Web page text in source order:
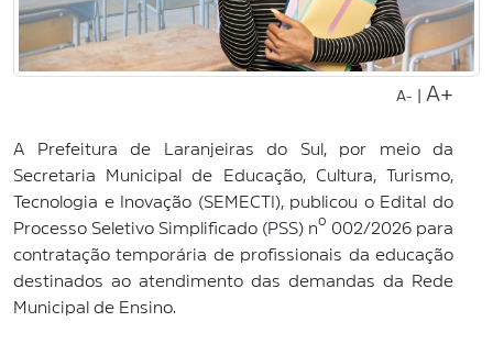
A- A+
A Prefeitura de Laranjeiras do Sul, por meio da
Secretaria Municipal de Educação, Cultura, Turismo,
Tecnologia e Inovação (SEMECTI), publicou o Edital do
Processo Seletivo Simplificado (PSS) nº 002/2026 para
contratação temporária de profissionais da educação
destinados ao atendimento das demandas da Rede
Municipal de Ensino.